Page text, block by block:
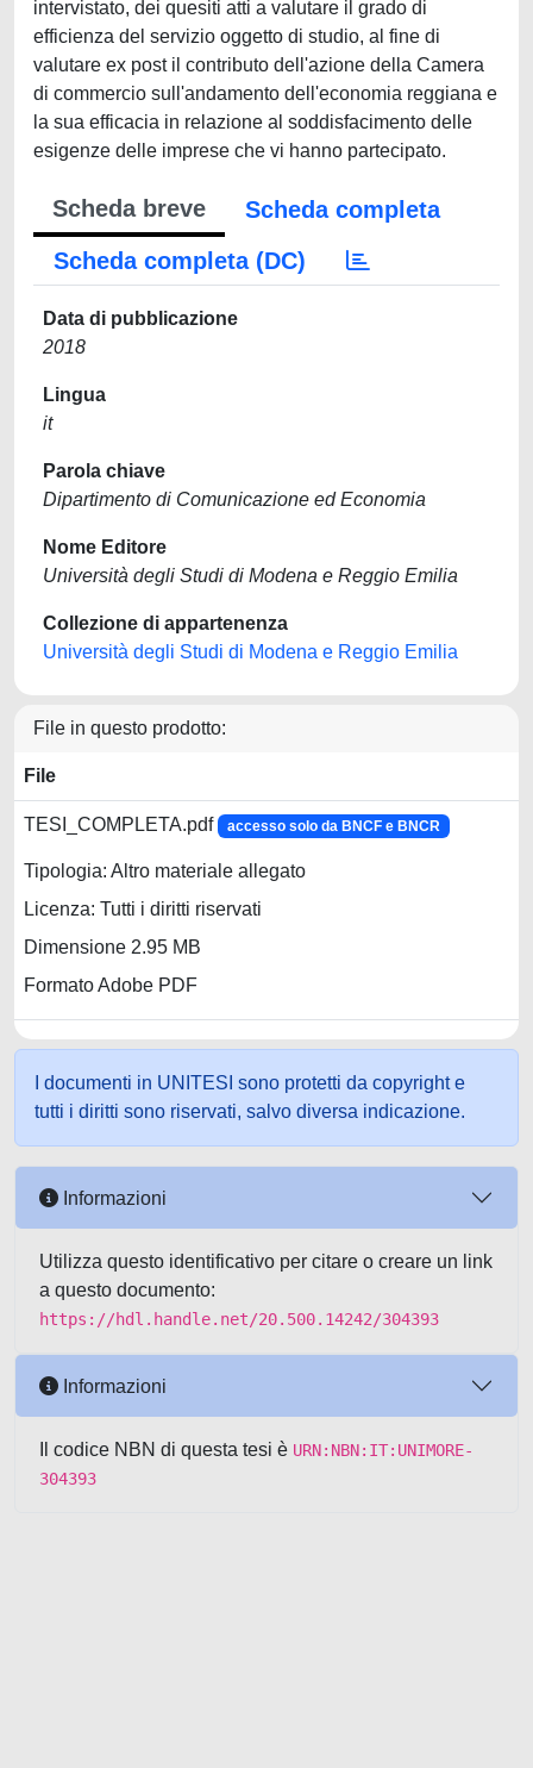
intervistato, dei quesiti atti a valutare il grado di
efficienza del servizio oggetto di studio, al fine di
valutare ex post il contributo dell'azione della Camera
di commercio sull'andamento dell'economia reggiana e
la sua efficacia in relazione al soddisfacimento delle
esigenze delle imprese che vi hanno partecipato.
Scheda breve
Scheda completa
Scheda completa (DC)
Data di pubblicazione
2018
Lingua
it
Parola chiave
Dipartimento di Comunicazione ed Economia
Nome Editore
Università degli Studi di Modena e Reggio Emilia
Collezione di appartenenza
Università degli Studi di Modena e Reggio Emilia
File in questo prodotto:
File
TESI_COMPLETA.pdf accesso solo da BNCF e BNCR
Tipologia: Altro materiale allegato
Licenza: Tutti i diritti riservati
Dimensione 2.95 MB
Formato Adobe PDF
I documenti in UNITESI sono protetti da copyright e
tutti i diritti sono riservati, salvo diversa indicazione.
Informazioni
Utilizza questo identificativo per citare o creare un link
a questo documento:
https://hdl.handle.net/20.500.14242/304393
Informazioni
Il codice NBN di questa tesi è URN:NBN:IT:UNIMORE-
304393